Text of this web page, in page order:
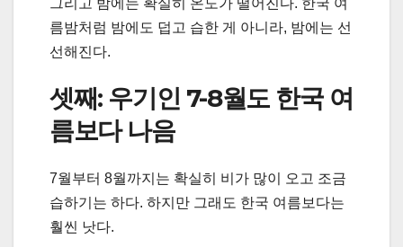
름밤처럼 밤에도 덥고 습한 게 아니라, 밤에는 선
선해진다.
셋째: 우기인 7-8월도 한국 여
름보다 나음
7월부터 8월까지는 확실히 비가 많이 오고 조금
습하기는 하다. 하지만 그래도 한국 여름보다는
훨씬 낫다.